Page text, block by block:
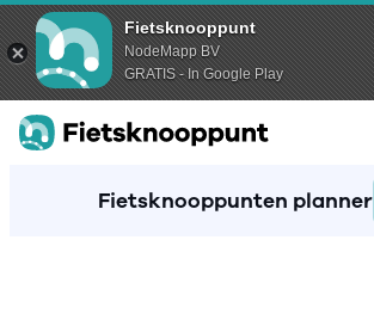
Fietsknooppunt
NodeMapp BV
GRATIS - In Google Play
Fietsknooppunten planner